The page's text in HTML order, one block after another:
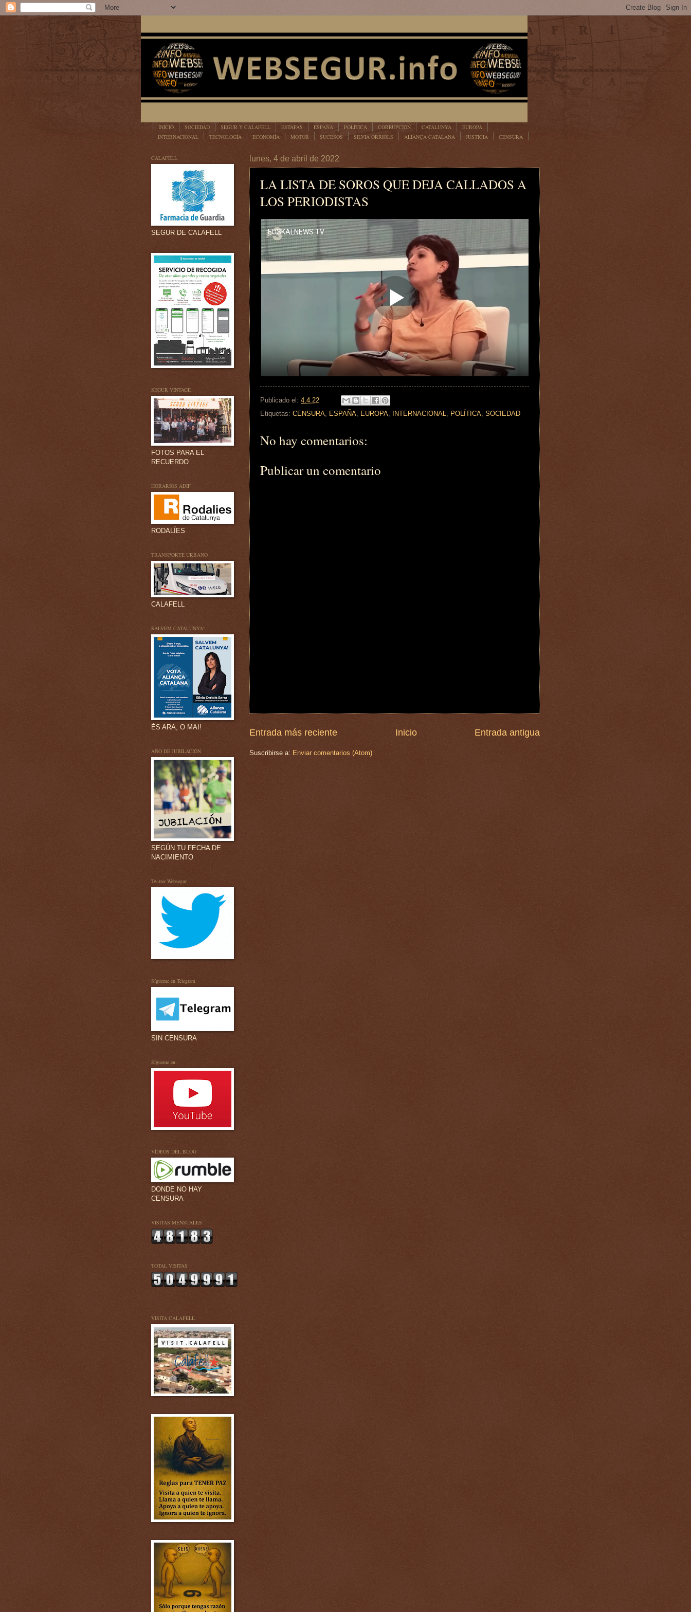
INICIO SOCIEDAD SEGUR Y CALAFELL ESTAFAS ESPAÑA POLÍTICA CORRUPCIÓN CATALUNYA
EUROPA
INTERNACIONAL
TECNOLOGÍA ECONOMÍA MOTOR SUCESOS SILVIA ORRIOLS ALIANÇA CATALANA JUSTICIA
CENSURA
lunes, 4 de abril de 2022
LA LISTA DE SOROS QUE DEJA CALLADOS A
LOS PERIODISTAS
Publicado el: 4.4.22
Etiquetas: CENSURA, ESPAÑA, EUROPA, INTERNACIONAL, POLÍTICA, SOCIEDAD
No hay comentarios:
Publicar un comentario
Entrada más reciente Entrada antigua
Inicio
Suscribirse a: Enviar comentarios (Atom)
CALAFELL
SEGUR DE CALAFELL
SEGUR VINTAGE
FOTOS PARA EL
RECUERDO
HORARIOS ADIF
RODALÍES
TRANSPORTE URBANO
CALAFELL
SALVEM CATALUNYA!
ÉS ARA, O MAI!
AÑO DE JUBILACIÓN
SEGÚN TU FECHA DE
NACIMIENTO
Twitter Websegur
Sígueme en Telegram
SIN CENSURA
Sígueme en:
VÍDEOS DEL BLOG
DONDE NO HAY
CENSURA
VISITAS MENSUALES
TOTAL VISITAS
VISITA CALAFELL